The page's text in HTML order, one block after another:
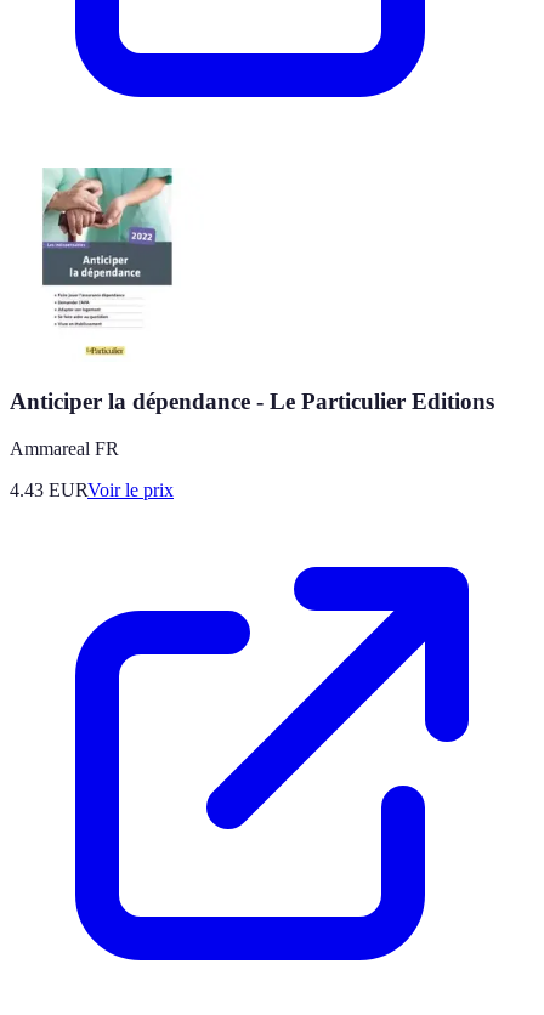
Anticiper la dépendance - Le Particulier Editions
Ammareal FR
4.43 EURVoir le prix